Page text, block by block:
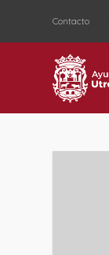
Contacto